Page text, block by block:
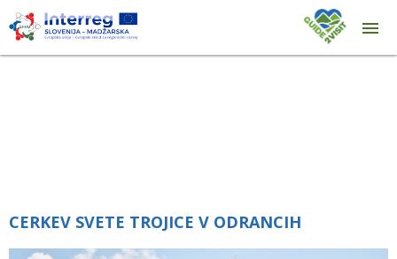
CERKEV SVETE TROJICE V ODRANCIH